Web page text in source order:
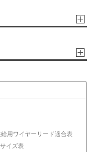
用ワイヤーリード適合表
イズ表